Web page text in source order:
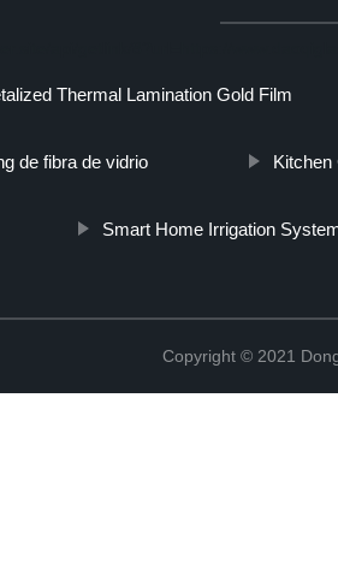
Thermal Lamination Gold Film
de fibra de vidrio Kitchen
Smart Home Irrigation
Copyright © 2021